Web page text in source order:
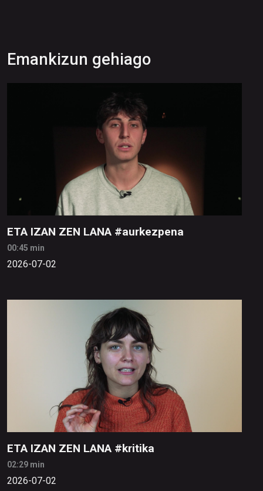
Emankizun gehiago
ETA IZAN ZEN LANA #aurkezpena
00:45 min
2026-07-02
ETA IZAN ZEN LANA #kritika
02:29 min
2026-07-02